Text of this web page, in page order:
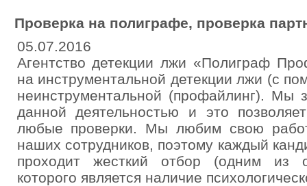
Проверка на полиграфе, проверка
05.07.2016
Агентство детекции лжи «Полиграф
на инструментальной детекции лжи (с
неинструментальной (профайлинг). Мы
данной деятельностью и это
любые проверки. Мы любим свою
наших сотрудников, поэтому каждый
проходит жесткий отбор (одним из
которого является наличие